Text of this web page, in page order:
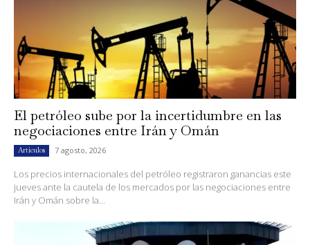
El petróleo sube por la incertidumbre en las
negociaciones entre Irán y Omán
Artículos 7 agosto, 2026
Los precios internacionales del petróleo registraron ganancias este
jueves ante la cautela de los mercados por las negociaciones entre
Irán y Omán sobre la...